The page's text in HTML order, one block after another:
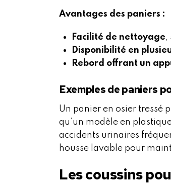
Avantages des paniers :
Facilité de nettoyage,
Disponibilité en
Rebord offrant un
Exemples de paniers
Un panier en osier tressé
qu’un modèle en
accidents urinaires
housse lavable pour
Les coussins